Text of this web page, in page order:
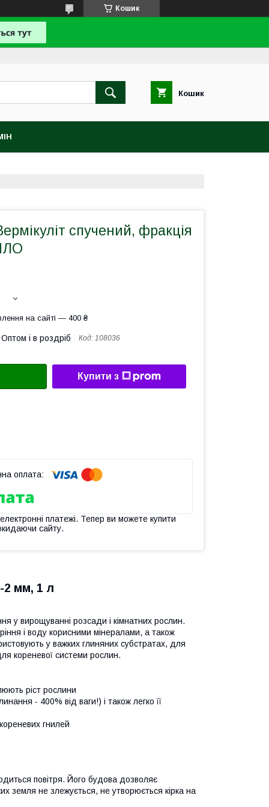
Кошик
Кошик
спучений, фракція
на сайті — 400 ₴
Оптом і в роздріб Код: 108036
Купити з
платежі. Тепер ви можете купити
сайту.
2 мм, 1 л
у вирощуванні розсади і кімнатних рослин.
і воду корисними мінералами, а також
у важких глиняних субстратах, для
кореневої системи рослин.
ріст рослини
- 400% від ваги!) і також легко її
гнилей
повітря. Його будова дозволяє
земля не злежується, не утворюється кірка на